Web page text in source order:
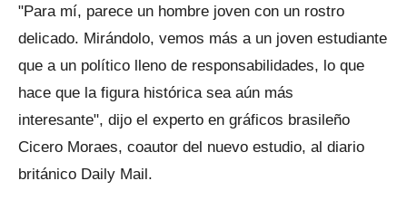
"Para mí, parece un hombre joven con un rostro
delicado. Mirándolo, vemos más a un joven estudiante
que a un político lleno de responsabilidades, lo que
hace que la figura histórica sea aún más
interesante", dijo el experto en gráficos brasileño
Cicero Moraes, coautor del nuevo estudio, al diario
británico Daily Mail.